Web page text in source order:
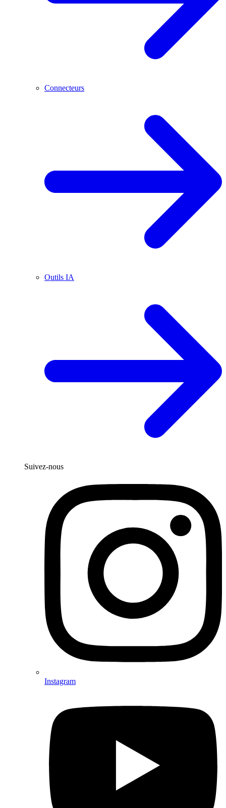
Connecteurs
Outils IA
Suivez-nous
Instagram